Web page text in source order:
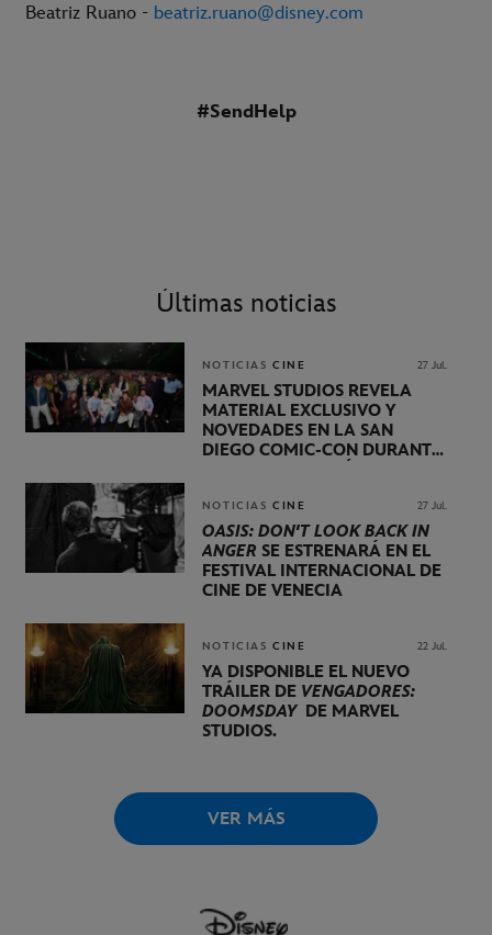
Beatriz Ruano - beatriz.ruano@disney.com
#SendHelp
Últimas noticias
NOTICIAS CINE 27 Jul.
MARVEL STUDIOS REVELA
MATERIAL EXCLUSIVO Y
NOVEDADES EN LA SAN
DIEGO COMIC-CON DURANTE
NOTICIAS CINE 27 Jul.
OASIS: DON'T LOOK BACK IN
ANGER SE ESTRENARÁ EN EL
FESTIVAL INTERNACIONAL DE
CINE DE VENECIA
NOTICIAS CINE 22 Jul.
YA DISPONIBLE EL NUEVO
TRÁILER DE VENGADORES:
DOOMSDAYDE MARVEL
STUDIOS.
VER MÁS